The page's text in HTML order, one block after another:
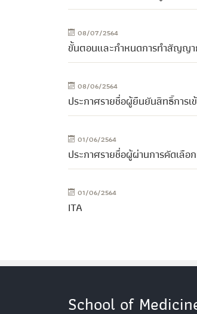
08/07/2564
ขั้นตอนและกำหนดการทำสัญญ
08/06/2564
ประกาศรายชื่อผู้ยืนยันสิทธิ์กา
01/06/2564
ประกาศรายชื่อผู้ผ่านการคัดเลื
01/06/2564
ITA
School of